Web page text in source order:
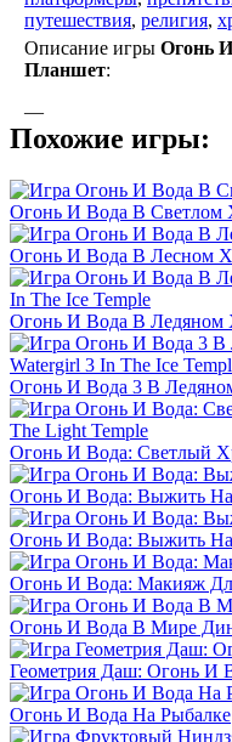
путешествия, религия,
Описание игры Огонь
Планшет:
—
Похожие игры:
Огонь И Вода В
Огонь И Вода В Лесном
Огонь И Вода В Ледяном
Огонь И Вода 3 В
Огонь И Вода: Светлый
Огонь И Вода: Выжить На
Огонь И Вода: Выжить
Огонь И Вода: Макияж
Огонь И Вода В Мире
Геометрия Даш: Огонь И
Огонь И Вода На Рыбалке